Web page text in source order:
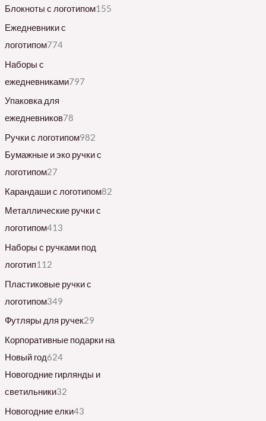
Блокноты с логотипом155
Ежедневники с
логотипом774
Наборы с
ежедневниками797
Упаковка для
ежедневников78
Ручки с логотипом982
Бумажные и эко ручки с
логотипом27
Карандаши с логотипом82
Металлические ручки с
логотипом413
Наборы с ручками под
логотип112
Пластиковые ручки с
логотипом349
Футляры для ручек29
Корпоративные подарки на
Новый год624
Новогодние гирлянды и
светильники32
Новогодние елки43